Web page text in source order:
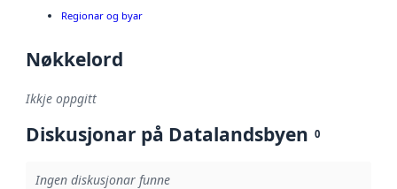
Regionar og byar
Nøkkelord
Ikkje oppgitt
Diskusjonar på Datalandsbyen 0
Ingen diskusjonar funne